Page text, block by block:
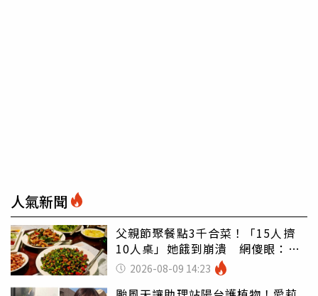
人氣新聞
父親節聚餐點3千合菜！「15人擠
10人桌」她餓到崩潰 網傻眼：讓
店家看笑話
2026-08-09 14:23